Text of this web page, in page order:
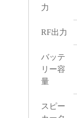
力
RF出力
バッテ
リー容
量
スピー